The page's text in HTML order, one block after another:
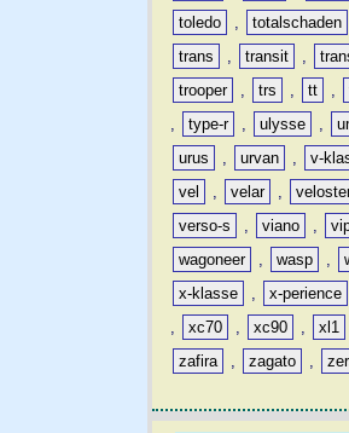
toledo
, totalschaden
trans
, transit ,
trooper
, trs , tt ,
,
type-r , ulysse ,
urus
, urvan , v-
vel
, velar ,
verso-s
, viano ,
wagoneer
, wasp ,
x-klasse
, x-perience
,
xc70 , xc90 , xl1
zafira
, zagato ,